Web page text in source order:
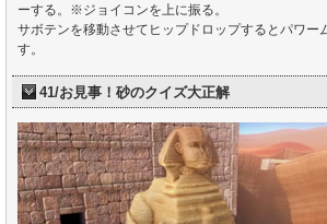
ーする。※ジョイコンを上に振る。
サボテンを移動させてヒップドロップするとパワー
す。
41/お見事！砂のクイズ大正解